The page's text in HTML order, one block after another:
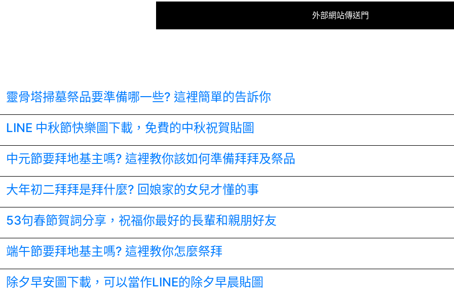
外部網站傳
靈骨塔掃墓祭品要準備哪一些? 這裡簡單的告訴你
LINE 中秋節快樂圖下載，免費的中秋祝賀貼圖
中元節要拜地基主嗎? 這裡教你該如何準備拜拜及祭品
大年初二拜拜是拜什麼? 回娘家的女兒才懂的事
53句春節賀詞分享，祝福你最好的長輩和親朋好友
端午節要拜地基主嗎? 這裡教你怎麼祭拜
除夕早安圖下載，可以當作LINE的除夕早晨貼圖